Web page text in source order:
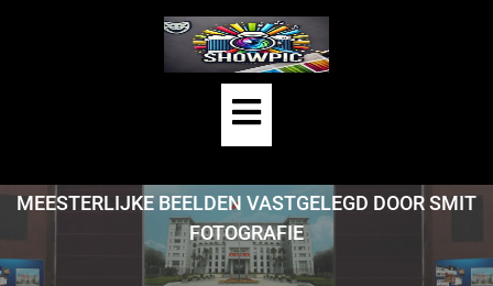
Open
Button
MEESTERLIJKE BEELDEN VASTGELEGD DOOR SMIT
FOTOGRAFIE